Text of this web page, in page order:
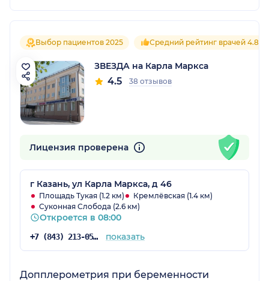
Выбор пациентов 2025 Средний рейтинг врачей 4.8
ЗВЕЗДА на Карла Маркса
4.5 38 отзывов
Лицензия проверена
г Казань, ул Карла Маркса, д 46
Площадь Тукая (1.2 км)
Кремлёвская (1.4 км)
Суконная Слобода (2.6 км)
Откроется в 08:00
+7 (843) 213-05-65 показать
Допплерометрия при беременности